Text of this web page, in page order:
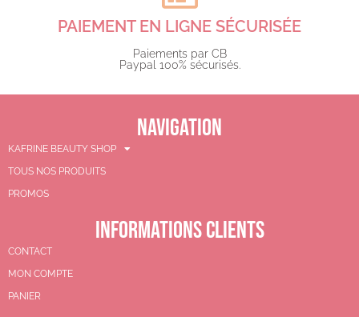
PAIEMENT EN LIGNE SÉCURISÉE
Paiements par CB
Paypal 100% sécurisés.​
NAVIGATION
KAFRINE BEAUTY SHOP
TOUS NOS PRODUITS
PROMOS
INFORMATIONS CLIENTS
CONTACT
MON COMPTE
PANIER